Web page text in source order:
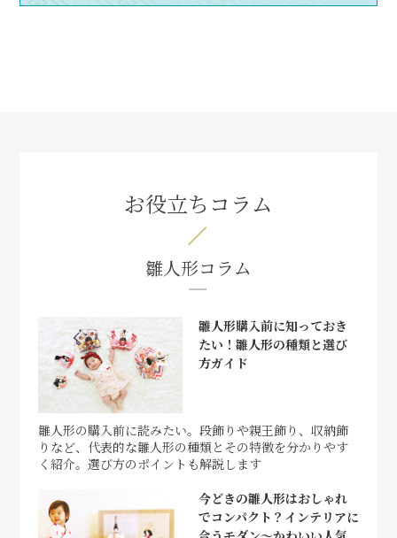
お役立ちコラム
雛人形コラム
雛人形購入前に知っておき
たい！雛人形の種類と選び
方ガイド
雛人形の購入前に読みたい。段飾りや親王飾り、収納飾
りなど、代表的な雛人形の種類とその特徴を分かりやす
く紹介。選び方のポイントも解説します
今どきの雛人形はおしゃれ
でコンパクト？インテリアに